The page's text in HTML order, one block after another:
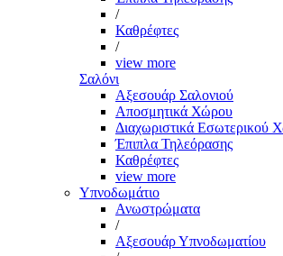
/
Καθρέφτες
/
view more
Σαλόνι
Αξεσουάρ Σαλονιού
Αποσμητικά Χώρου
Διαχωριστικά Εσωτερικού
Έπιπλα Τηλεόρασης
Καθρέφτες
view more
Υπνοδωμάτιο
Ανωστρώματα
/
Αξεσουάρ Υπνοδωματίου